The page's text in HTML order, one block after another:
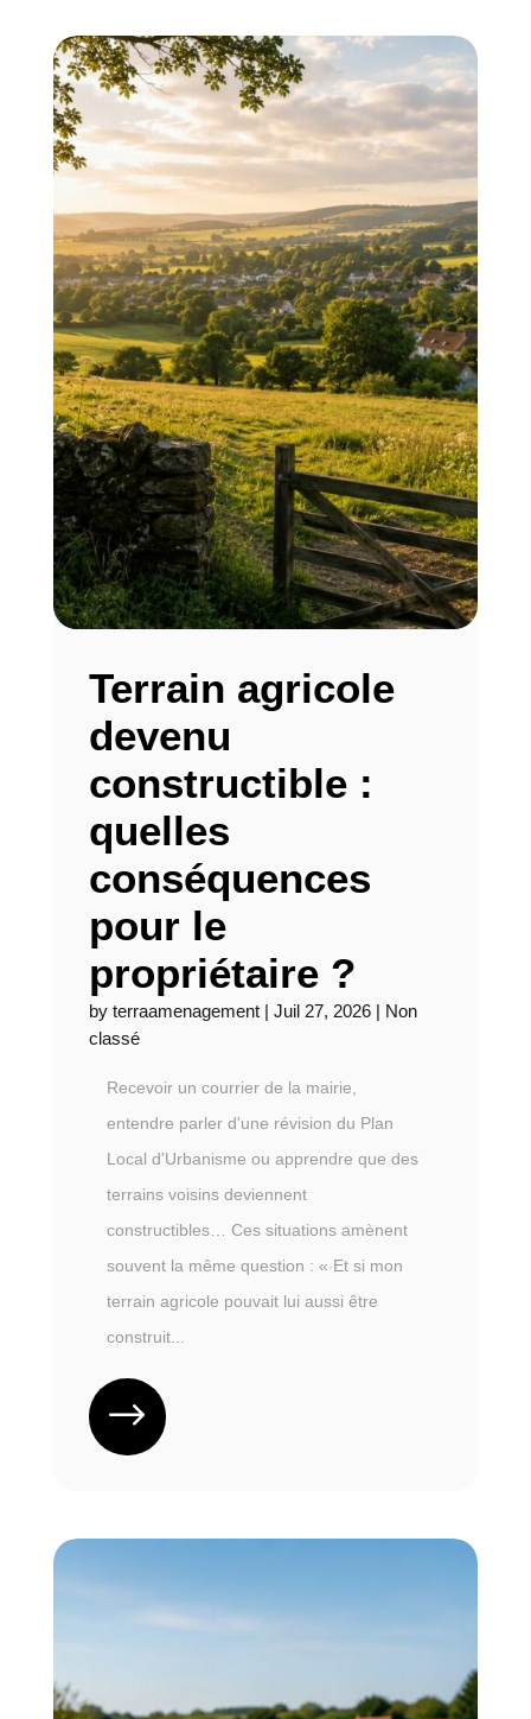
Terrain agricole
devenu
constructible :
quelles
conséquences
pour le
propriétaire ?
by terraamenagement| Juil 27, 2026| Non
classé
Recevoir un courrier de la mairie,
entendre parler d'une révision du Plan
Local d'Urbanisme ou apprendre que des
terrains voisins deviennent
constructibles… Ces situations amènent
souvent la même question : « Et si mon
terrain agricole pouvait lui aussi être
construit...